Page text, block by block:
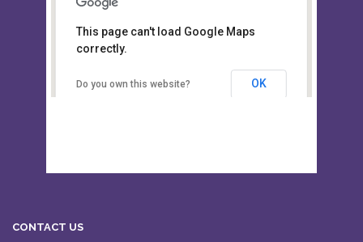
Board of Intermediate &
Secondary Education, Alampur,
This page can't load Google Maps
correctly.
Do you own this website? OK
CONTACT US